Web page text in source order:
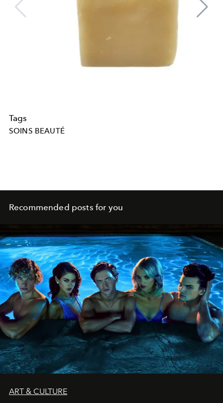
Tags
SOINS BEAUTÉ
Recommended posts for you
ART & CULTURE